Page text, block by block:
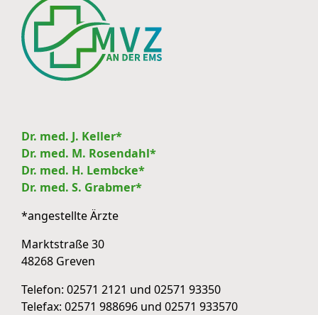
Dr. med. J. Keller*
Dr. med. M. Rosendahl*
Dr. med. H. Lembcke*
Dr. med. S. Grabmer*
*angestellte Ärzte
Marktstraße 30
48268 Greven
Telefon: 02571 2121 und 02571 93350
Telefax: 02571 988696 und 02571 933570